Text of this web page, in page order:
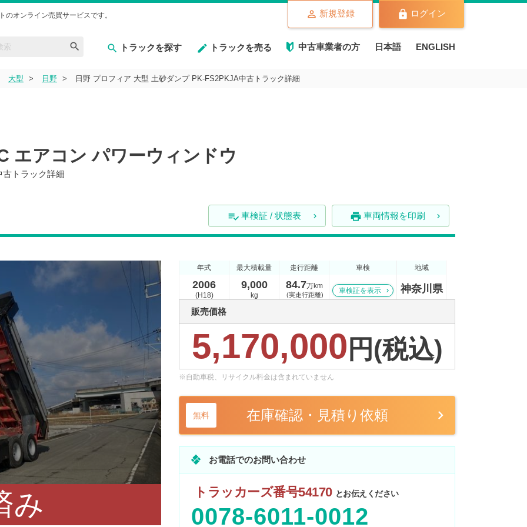
オンライン売買サービスです。
トラックを探す トラックを売る 中古車業者の方 日本語 ENGLISH
新規登録 ログイン
大型 日野 日野 プロフィア 大型 土砂ダンプ PK-FS2PKJA中古トラック詳細
エアコン パワーウィンドウ
トラック詳細
print 車両情報を印刷
playlist_add_check 車検証 / 状態表
み
年式
2006
(H18)
最大積載量
9,000
kg
走行距離
84.7万km
(実走行距離)
車検
車検証を表示
地域
神奈川県
販売価格
5,170,000 円(税込)
※自動車税、リサイクル料金は含まれていません
無料 在庫確認・見積り依頼
お電話でのお問い合わせ
トラッカーズ番号54170 とお伝えください
0078-6011-0012